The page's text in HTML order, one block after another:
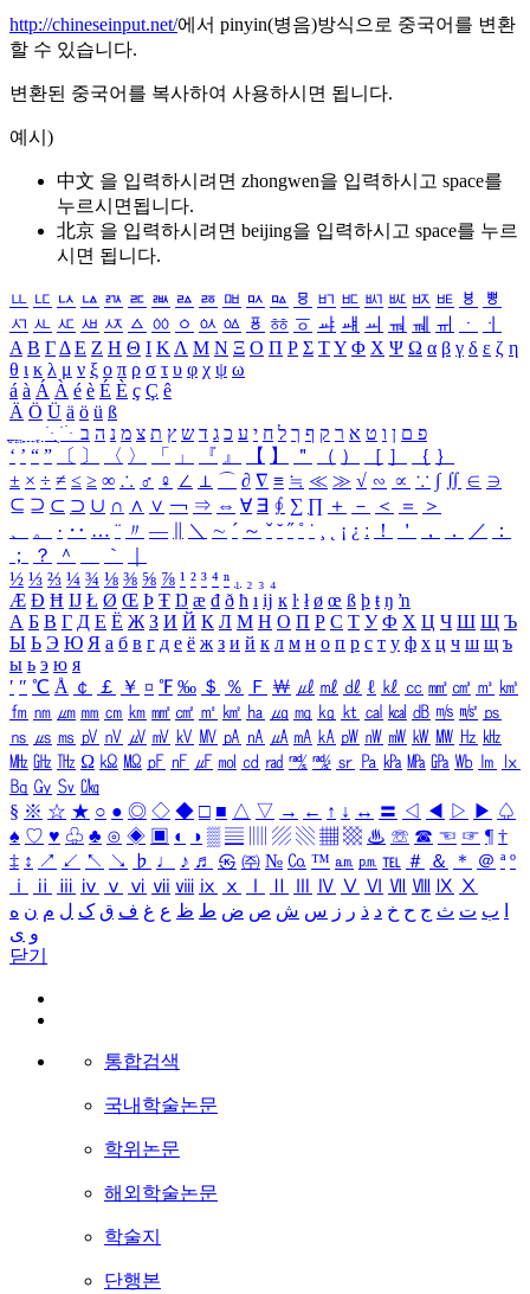
http://chineseinput.net/에서 pinyin(병음)방식으로 중국어를 변환
할 수 있습니다.
변환된 중국어를 복사하여 사용하시면 됩니다.
예시)
中文 을 입력하시려면 zhongwen을 입력하시고 space를
누르시면됩니다.
北京 을 입력하시려면 beijing을 입력하시고 space를 누르
시면 됩니다.
ㅥ ㅦ ㅧ ㅨ ㅩ ㅪ ㅫ ㅬ ㅭ ㅮ ㅯ ㅰ ㅱ ㅲ ㅳ ㅴ ㅵ ㅶ ㅷ ㅸ
ㅹ
ㅺ ㅻ ㅼ ㅽ ㅾ ㅿ ㆀ ㆁ ㆂ ㆃ ㆄ ㆅ ㆆ ㆇ ㆈ ㆉ ㆊ ㆋ ㆌ ㆍ
ㆎ
Α Β ΓΔ Ε Ζ Η Θ Ι ΚΛ Μ Ν Ξ Ο Π Ρ Σ ΤΥ Φ Χ Ψ Ω α β γ δ ε ζ η
θ ι κ λ μ ν ξ ο π ρ σ τ υ φ χ ψ ω
á à Á À é è É È ç Ç ê
Ä Ö Ü ä ö ü ß
ִֶֹ ֻּ ׁׂ פ ם ן ו ט א ר ק ף ך ל ח י ע כ ג ד ש ץ ת צ מ נ ה ב
‘ ’ “ ” 〔 〕 〈 〉 「 」 『 』 【 】 ＂ （ ） ［ ］ ｛ ｝
± × ÷ ≠ ≤ ≥ ∞ ∴ ♂ ♀ ∠ ⊥ ⌒ ∂ ∇ ≡ ≒ ≪ ≫ √ ∽ ∝ ∵ ∫ ∬ ∈ ∋
⊆ ⊇ ⊂ ⊃ ∪ ∩ ∧ ∨ ￢ ⇒ ⇔ ∀ ∃ ∮ ∑ ∏ ＋ － ＜ ＝
＞
、
。 · ‥ … ¨ 〃 ― ＼ ∼ ´ ～ ˇ ˘ ˝ ˚ ˙ ¸ ¡ ¿ ː ！ ＇ ， ． ／
：
；
？ ＾ ｀
½ ⅓ ⅔ ¼ ¾ ⅛ ⅜ ⅝ ⅞ ¹ ² ³ ⁴ ⁿ ₁ ₂ ₃ ₄
Æ Ð Ħ Ĳ Ł Ø Œ Þ Ŧ Ŋ æ đ ð ħ ı ĳ ĸ ŀ ł ø œ ß þ ŧ ŋ ŉ
А Б В Г Д Е Ё Ж З И Й К Л М Н О П Р С Т У Ф Х Ц Ч Ш Щ Ъ
Ы Ь Э Ю Я а б в г д е ё ж з и й к л м н о п р с т у ф х ц ч ш щ ъ
ы ь э ю я
′ ″ ℃ Å ￠ ￡ ￥ ¤ ℉ ‰ ＄ ％ Ｆ ￦ ㎕ ㎖ ㎗ ℓ ㎘ ㏄ ㎣ ㎤ ㎥ ㎦
㎙ ㎚ ㎛ ㎜ ㎝ ㎞ ㎟ ㎠ ㎡ ㎢ ㏊ ㎍ ㎎ ㎏ ㏏ ㎈ ㎉ ㏈ ㎧ ㎨ ㎰
㎱ ㎲ ㎳ ㎴ ㎵ ㎶ ㎷ ㎸ ㎹ ㎀ ㎁ ㎂ ㎃ ㎄ ㎺ ㎻ ㎽ ㎾ ㎿ ㎐ ㎑
㎒ ㎓ ㎔ Ω ㏀ ㏁ ㎊ ㎋ ㎌ ㏖ ㏅ ㎭ ㎮ ㎯ ㏛ ㎩ ㎪ ㎫ ㎬ ㏝ ㏐
㏓
㏃ ㏉ ㏜ ㏆
§ ※ ☆ ★ ○ ● ◎ ◇ ◆ □ ■ △ ▽ → ← ↑ ↓ ↔ 〓 ◁ ◀ ▷ ▶ ♤
♠ ♡ ♥ ♧ ♣ ⊙ ◈ ▣ ◐ ◑ ▒ ▤ ▨ ▧ ▦ ▩ ♨ ☏ ☎ ☜ ☞ ¶ †
‡ ↕ ↗ ↙ ↖ ↘ ♭ ♩ ♪ ♬ ㉿ ㈜ № ㏇ ™ ㏂ ㏘ ℡ ＃ ＆ ＊ ＠ ª º
ⅰ
ⅱ ⅲ ⅳ ⅴ ⅵ ⅶ ⅷ ⅸ ⅹ Ⅳ Ⅴ Ⅵ Ⅶ Ⅷ Ⅸ Ⅹ
ب ت ث ج ح خ د ذ ر ز س ش ص ض ط ظ ع غ ف ق ک ل م ن ه
و ی
닫기
통합검색
국내학술논문
학위논문
해외학술논문
학술지
단행본